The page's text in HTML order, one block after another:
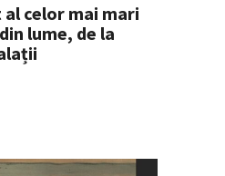
celor mai mari
lume, de la